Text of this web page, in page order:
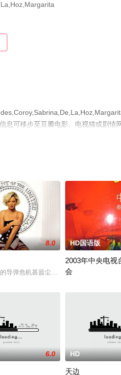
可移步至豆瓣电影、电视猫或剧情
。
当地政客儿子，警察选择包庇罪犯，曼
8.0
导弹危机甚嚣尘上，美国新任总统约翰
HD国语版
2003年中央电视
会
2003年中央电视
6.0 HD
天边